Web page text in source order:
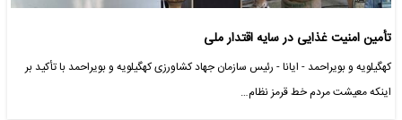
تأمین امنیت غذایی در سایه اقتدار ملی
کهگیلویه و بویراحمد - ایانا - رئیس سازمان جهاد کشاورزی کهگیلویه و بویراحمد با تأکید بر
اینکه معیشت مردم خط قرمز نظام…